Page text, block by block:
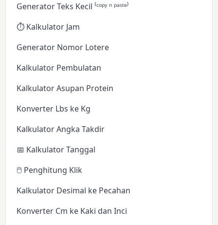
Generator Teks Kecil ⁽ᶜᵒᵖʸ ⁿ ᵖᵃˢᵗᵉ⁾
⏱️ Kalkulator Jam
Generator Nomor Lotere
Kalkulator Pembulatan
Kalkulator Asupan Protein
Konverter Lbs ke Kg
Kalkulator Angka Takdir
📅 Kalkulator Tanggal
🖱️ Penghitung Klik
Kalkulator Desimal ke Pecahan
Konverter Cm ke Kaki dan Inci